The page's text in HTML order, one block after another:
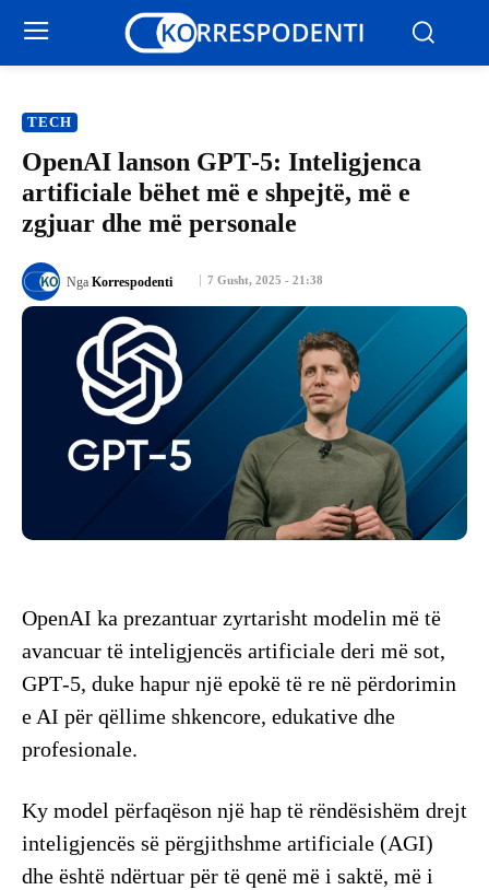
TECH
OpenAI lanson GPT‑5: Inteligjenca
artificiale bëhet më e shpejtë, më e
zgjuar dhe më personale
7 Gusht, 2025 - 21:38
Nga Korrespodenti
OpenAI ka prezantuar zyrtarisht modelin më të
avancuar të inteligjencës artificiale deri më sot,
GPT‑5, duke hapur një epokë të re në përdorimin
e AI për qëllime shkencore, edukative dhe
profesionale.
Ky model përfaqëson një hap të rëndësishëm drejt
inteligjencës së përgjithshme artificiale (AGI)
dhe është ndërtuar për të qenë më i saktë, më i